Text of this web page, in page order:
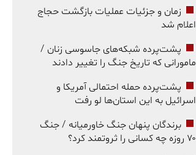
زمان و جزئیات عملیات بازگشت حجاج
اعلام شد
پشت‌پرده شبکه‌های جاسوسی زنان /
مامورانی که تاریخ جنگ را تغییر دادند
پشت‌پرده حمله احتمالی آمریکا و
اسرائیل به این استان‌ها لو رفت
برندگان پنهان جنگ خاورمیانه / جنگ
۷۰ روزه چه کسانی را ثروتمند کرد؟